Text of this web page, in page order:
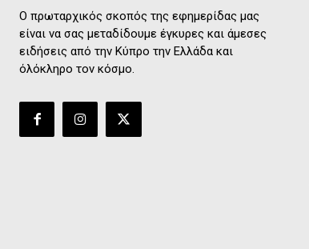
Ο πρωταρχικός σκοπός της εφημερίδας μας
είναι να σας μεταδίδουμε έγκυρες και άμεσες
ειδήσεις από την Κύπρο την Ελλάδα και
όλόκληρο τον κόσμο.